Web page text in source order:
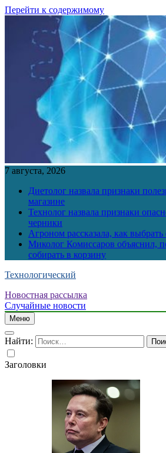
Перейти к содержимому
7 августа, 2026
Диетолог назвала признаки
магазине
Технолог назвала признаки
черники
Агроном рассказала, как
Миколог Комиссаров объяснил,
собирать в корзину
Технологический
Новостная рассылка
Случайные новости
Меню
Найти:
Заголовки